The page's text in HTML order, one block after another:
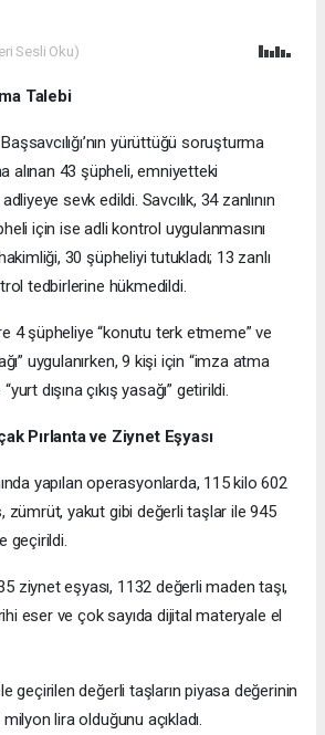
Sesli Oku)
Talebi
yürüttüğü soruşturma
alınan 43 şüpheli, emniyetteki
sevk edildi. Savcılık, 34 zanlının
için ise adli kontrol uygulanmasını
30 şüpheliyi tutukladı; 13 zanlı
tedbirlerine hükmedildi.
4 şüpheliye “konutu terk etmeme” ve
uygulanırken, 9 kişi için “imza atma
dışına çıkış yasağı” getirildi.
Pırlanta ve Ziynet Eşyası
yapılan operasyonlarda, 115 kilo 602
zümrüt, yakut gibi değerli taşlar ile 945
geçirildi.
ziynet eşyası, 1132 değerli maden taşı,
eser ve çok sayıda dijital materyale el
geçirilen değerli taşların piyasa değerinin
lira olduğunu açıkladı.